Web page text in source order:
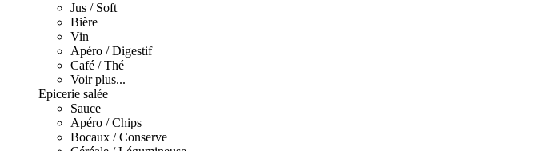
Jus / Soft
Bière
Vin
Apéro / Digestif
Café / Thé
Voir plus...
Epicerie salée
Sauce
Apéro / Chips
Bocaux / Conserve